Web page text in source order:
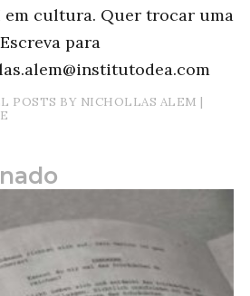
em cultura. Quer trocar uma
para
POSTS BY NICHOLLAS ALEM |